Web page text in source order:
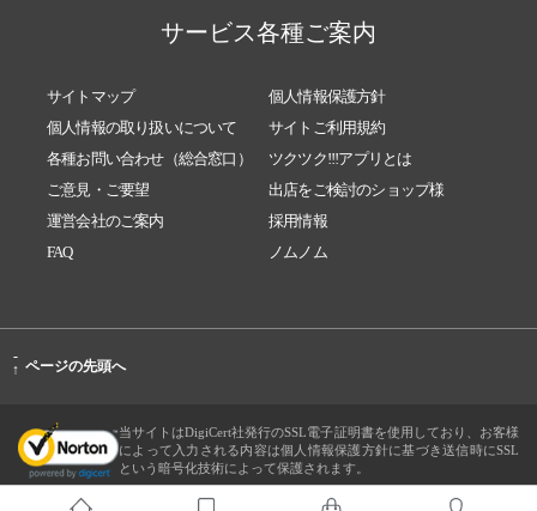
サービス各種ご案内
サイトマップ
個人情報保護方針
個人情報の取り扱いについて
サイトご利用規約
各種お問い合わせ（総合窓口）
ツクツク!!!アプリとは
ご意見・ご要望
出店をご検討のショップ様
運営会社のご案内
採用情報
FAQ
ノムノム
-
↑ ページの先頭へ
当サイトはDigiCert社発行のSSL電子証明書を使用しており、お客様
によって入力される内容は個人情報保護方針に基づき送信時にSSL
という暗号化技術によって保護されます。